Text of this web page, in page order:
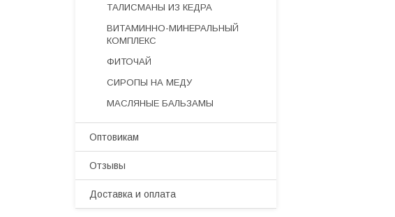
ТАЛИСМАНЫ ИЗ КЕДРА
ВИТАМИННО-МИНЕРАЛЬНЫЙ
КОМПЛЕКС
ФИТОЧАЙ
СИРОПЫ НА МЕДУ
МАСЛЯНЫЕ БАЛЬЗАМЫ
Оптовикам
Отзывы
Доставка и оплата